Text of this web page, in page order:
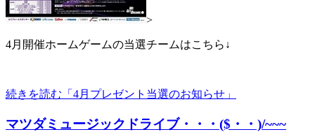
>
4月開催ホームゲームの当選チームはこちら↓
続きを読む「4月プレゼント当選のお知らせ」
マツダミュージックドライブ・・・($・・)/~~~